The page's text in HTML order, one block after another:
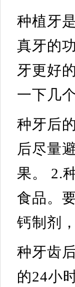
种植牙
真牙的
牙更好
一下几
种牙后
后尽量
果。 2.
食品。
钙制剂
种牙齿
的24小